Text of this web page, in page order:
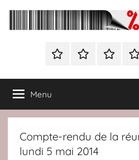
contenu
ATTAC
solidaire,
démocratique
Nous
BULLETIN
à
France
Nous
Menu
Compte-rendu de la
lundi 5 mai 2014